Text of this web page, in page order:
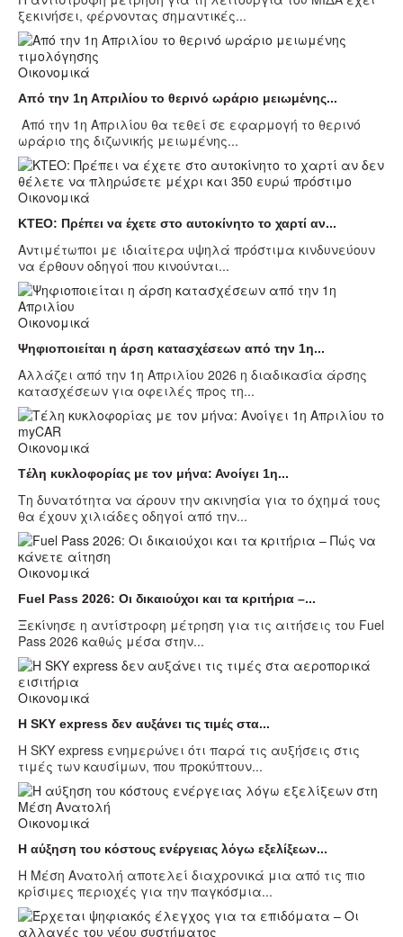
ξεκινήσει, φέρνοντας σημαντικές...
Οικονομικά
Από την 1η Απριλίου το θερινό ωράριο μειωμένης...
Από την 1η Απριλίου θα τεθεί σε εφαρμογή το θερινό
ωράριο της διζωνικής μειωμένης...
Οικονομικά
KTEO: Πρέπει να έχετε στο αυτοκίνητο το χαρτί αν...
Αντιμέτωποι με ιδιαίτερα υψηλά πρόστιμα κινδυνεύουν
να έρθουν οδηγοί που κινούνται...
Οικονομικά
Ψηφιοποιείται η άρση κατασχέσεων από την 1η...
Αλλάζει από την 1η Απριλίου 2026 η διαδικασία άρσης
κατασχέσεων για οφειλές προς τη...
Οικονομικά
Tέλη κυκλοφορίας με τον μήνα: Ανοίγει 1η...
Τη δυνατότητα να άρουν την ακινησία για το όχημά τους
θα έχουν χιλιάδες οδηγοί από την...
Οικονομικά
Fuel Pass 2026: Οι δικαιούχοι και τα κριτήρια –...
Ξεκίνησε η αντίστροφη μέτρηση για τις αιτήσεις του Fuel
Pass 2026 καθώς μέσα στην...
Οικονομικά
Η SKY express δεν αυξάνει τις τιμές στα...
Η SKY express ενημερώνει ότι παρά τις αυξήσεις στις
τιμές των καυσίμων, που προκύπτουν...
Οικονομικά
Η αύξηση του κόστους ενέργειας λόγω εξελίξεων...
Η Μέση Ανατολή αποτελεί διαχρονικά μια από τις πιο
κρίσιμες περιοχές για την παγκόσμια...